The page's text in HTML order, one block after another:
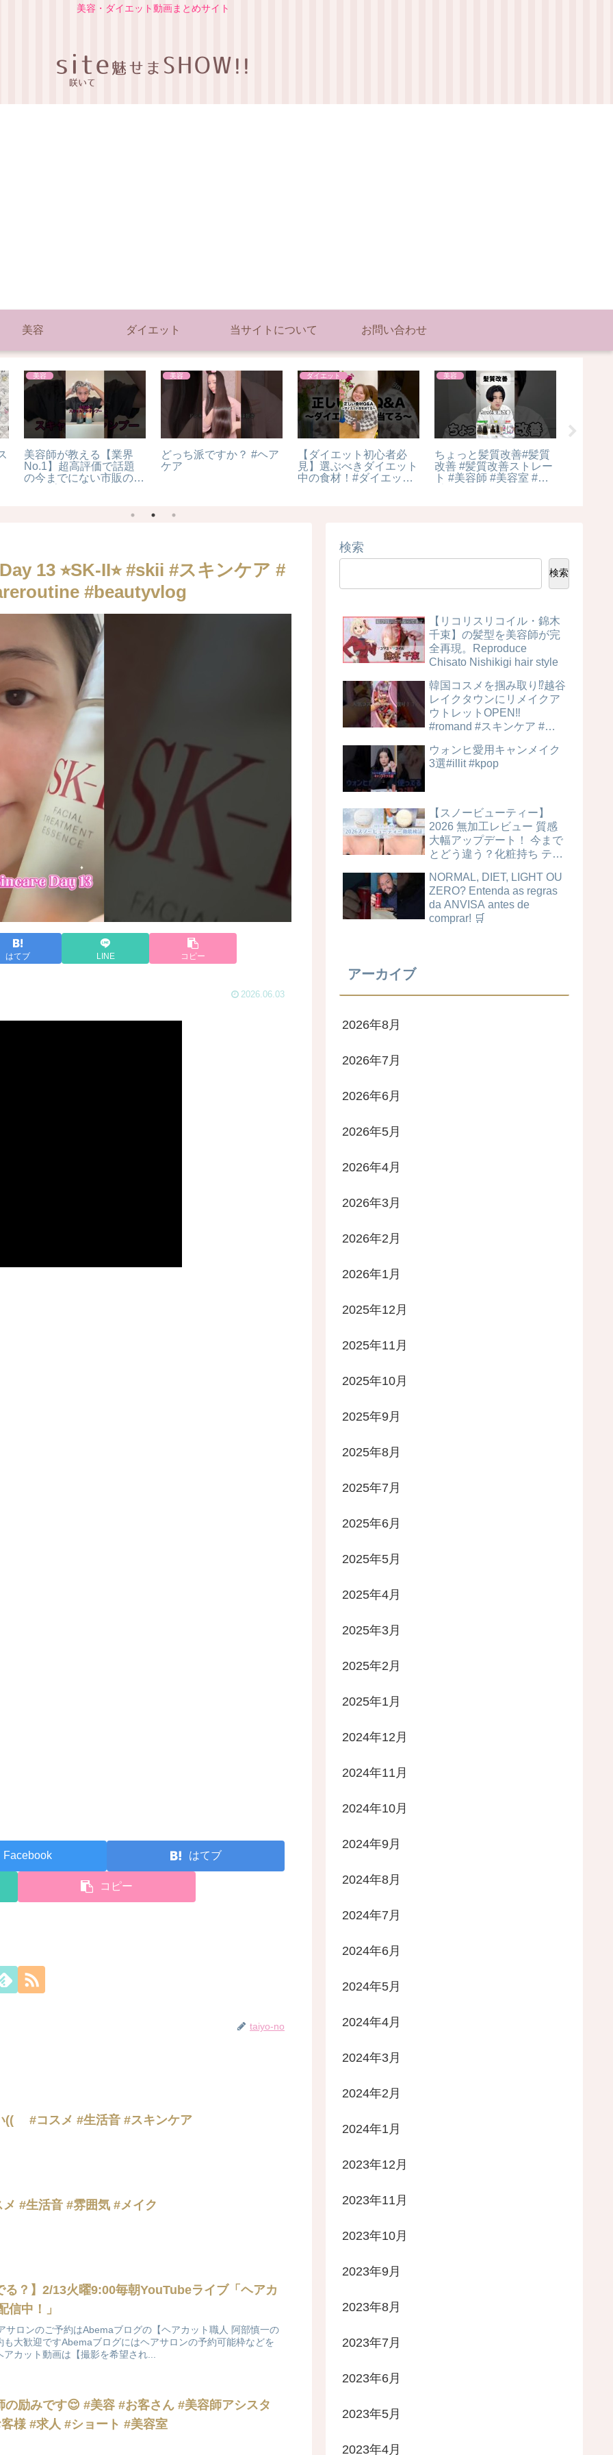
美容・ダイエット動画まとめサイト
美容 ダイエット 当サイトについて お問い合わせ
美容
美容師が教える【業界
No.1】超高評価で話題
の今までにない市販のシ
美容
どっち派ですか？ #ヘア
ケア
ダイエット
【ダイエット初心者必
見】選ぶべきダイエット
中の食材！#ダイエット
美容
ちょっと髪質改善#髪質
改善 #髪質改善ストレー
ト #美容師 #美容室 #縮
13 ⭐︎SK-II⭐︎ #skii #スキンケア #
#beautyvlog
はてブ LINE コピー
2026.06.03
Facebook はてブ
コピー
taiyo-no
(( #コスメ #生活音 #スキンケア
#生活音 #雰囲気 #メイク
る？】2/13火曜9:00毎朝YouTubeライブ「ヘアカ
信中！」
サロンのご予約はAbemaブログの【ヘアカット職人 阿部慎一の
大歓迎ですAbemaブログにはヘアサロンの予約可能枠などを
カット動画は【撮影を希望され...
励みです😌 #美容 #お客さん #美容師アシスタ
様 #求人 #ショート #美容室
検索
検索
【リコリスリコイル・錦木
千束】の髪型を美容師が完
全再現。Reproduce
Chisato Nishikigi hair style
韓国コスメを掴み取り⁉︎越谷
レイクタウンにリメイクア
ウトレットOPEN‼️
#romand #スキンケア #美
ウォンヒ愛用キャンメイク
3選#illit #kpop
【スノービューティー】
2026 無加工レビュー 質感
大幅アップデート！ 今まで
とどう違う？化粧持ち テカ
過検証！ ブライトニングス
キンケアパウダー 4MSK 美
白ケア
NORMAL, DIET, LIGHT OU
ZERO? Entenda as regras
da ANVISA antes de
comprar! 🛒
アーカイブ
2026年8月
2026年7月
2026年6月
2026年5月
2026年4月
2026年3月
2026年2月
2026年1月
2025年12月
2025年11月
2025年10月
2025年9月
2025年8月
2025年7月
2025年6月
2025年5月
2025年4月
2025年3月
2025年2月
2025年1月
2024年12月
2024年11月
2024年10月
2024年9月
2024年8月
2024年7月
2024年6月
2024年5月
2024年4月
2024年3月
2024年2月
2024年1月
2023年12月
2023年11月
2023年10月
2023年9月
2023年8月
2023年7月
2023年6月
2023年5月
2023年4月